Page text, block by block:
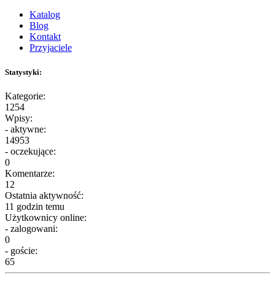
Katalog
Blog
Kontakt
Przyjaciele
Statystyki:
Kategorie:
1254
Wpisy:
- aktywne:
14953
- oczekujące:
0
Komentarze:
12
Ostatnia aktywność:
11 godzin temu
Użytkownicy online:
- zalogowani:
0
- goście:
65